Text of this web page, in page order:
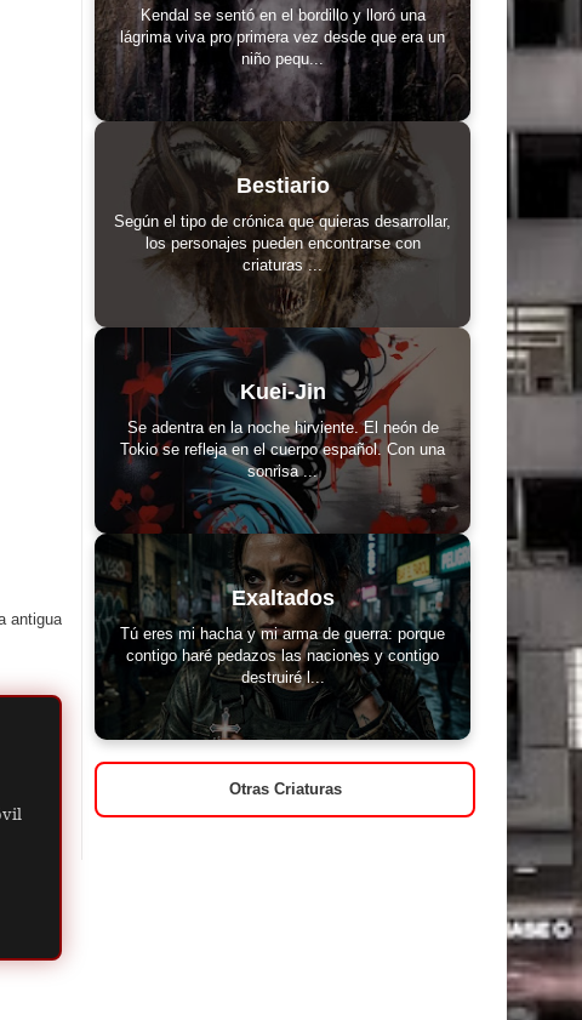
antigua
Kendal se sentó en el bordillo y lloró una
lágrima viva pro primera vez desde que era un
niño pequ...
Bestiario
Según el tipo de crónica que quieras desarrollar,
los personajes pueden encontrarse con
criaturas ...
Kuei-Jin
Se adentra en la noche hirviente. El neón de
Tokio se refleja en el cuerpo español. Con una
sonrisa ...
Exaltados
Tú eres mi hacha y mi arma de guerra: porque
contigo haré pedazos las naciones y contigo
destruiré l...
Otras Criaturas